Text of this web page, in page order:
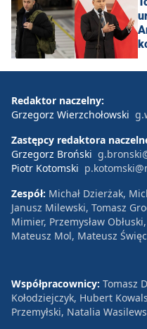
Redaktor naczelny:
Grzegorz Wierzchołowski
Zastępcy redaktora
Grzegorz Broński
Piotr Kotomski
Zespół: Michał Dzierżak,
Janusz Milewski, Tomasz
Mimier, Przemysław
Mateusz Mol, Mateusz
Współpracownicy: Tomasz
Kołodziejczyk, Hubert
Przemyłski, Natalia